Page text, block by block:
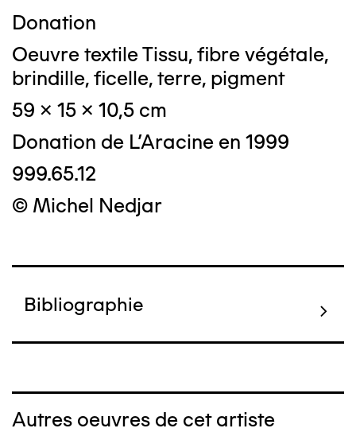
Donation
Oeuvre textile Tissu, fibre végétale,
brindille, ficelle, terre, pigment
59 x 15 x 10,5 cm
Donation de L'Aracine en 1999
999.65.12
© Michel Nedjar
Bibliographie
Autres oeuvres de cet artiste